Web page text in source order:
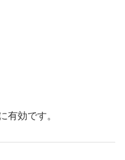
有効です。